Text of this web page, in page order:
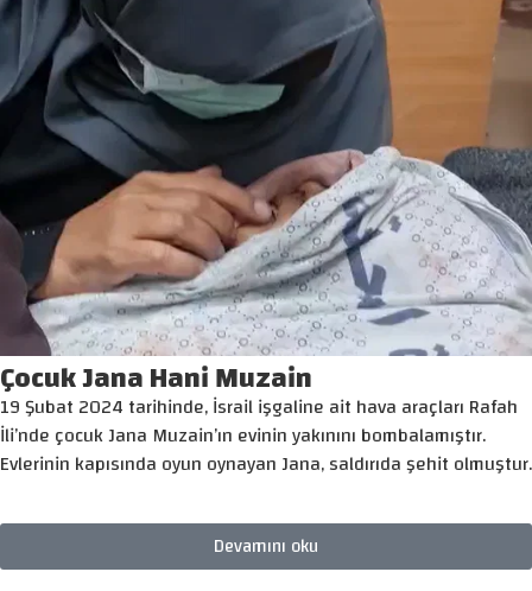
Çocuk Jana Hani Muzain
19 Şubat 2024 tarihinde, İsrail işgaline ait hava araçları Rafah
İli’nde çocuk Jana Muzain’ın evinin yakınını bombalamıştır.
Evlerinin kapısında oyun oynayan Jana, saldırıda şehit olmuştur.
Devamını oku